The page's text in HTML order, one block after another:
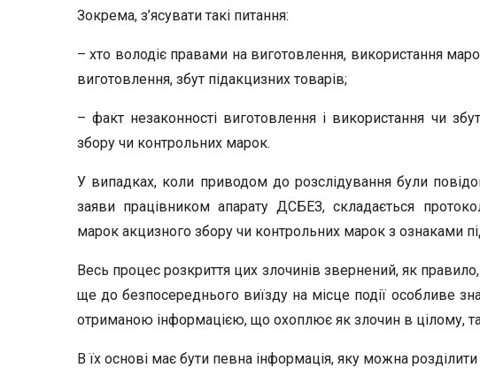
Зокрема, з’ясувати такі питання:
– хто володіє правами на виготовлення, використання
виготовлення, збут підакцизних товарів;
– факт незаконності виготовлення і використання чи
збору чи контрольних марок.
У випадках, коли приводом до розслідування були
заяви працівником апарату ДСБЕЗ, складається
марок акцизного збору чи контрольних марок з ознаками
Весь процес розкриття цих злочинів звернений, як
ще до безпосереднього виїзду на місце події особливе
отриманою інформацією, що охоплює як злочин в цілому,
В їх основі має бути певна інформація, яку можна розділити